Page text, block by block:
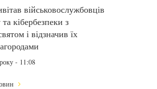
військовослужбовців
кібербезпеки з
і відзначив їх
- 11:08